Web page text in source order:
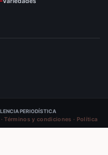
PERIODÍSTICA
·Términos y condiciones · Política